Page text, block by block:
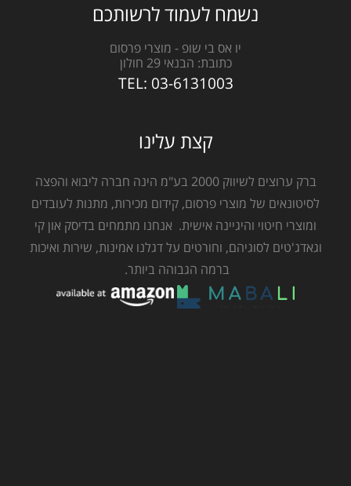
נשמח לעמוד לרשותכם
יו אס בי שופ - מוצרי פרסום
כתובת: הבנאי 29 חולון
TEL: 03-6131003
קצת עלינו
ברק ערוצים לשיווק 2000 בע"מ הינה חברה ליבוא והפצה
לסיטונאים של מוצרי פרסום, קידום מכירות, מתנות לעובדים
ומוצרי חיטוי והיגיינה אישית. אנחנו מתמחים בדיסק און קי
וגאדג'טים לסוגיהם, וחורטים על דגלנו אמינות, שירות ואיכות
ברמה הגבוהה ביותר.